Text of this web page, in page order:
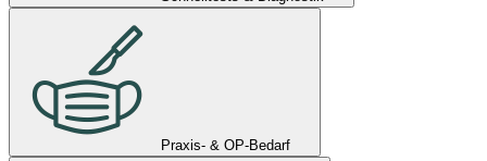
Praxis- & OP-Bedarf